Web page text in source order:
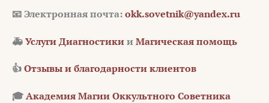
📧Электронная почта:okk.sovetnik@yandex.ru
🚑Услуги ДиагностикииМагическая помощь
👍Отзывы и благодарности клиентов
🎓Академия Магии Оккультного Советника